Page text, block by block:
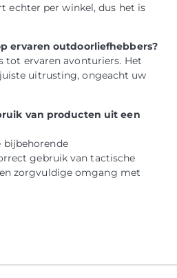
echter per winkel, dus het is
ervaren outdoorliefhebbers?
tot ervaren avonturiers. Het
uitrusting, ongeacht uw
van producten uit een
bijbehorende
gebruik van tactische
zorgvuldige omgang met